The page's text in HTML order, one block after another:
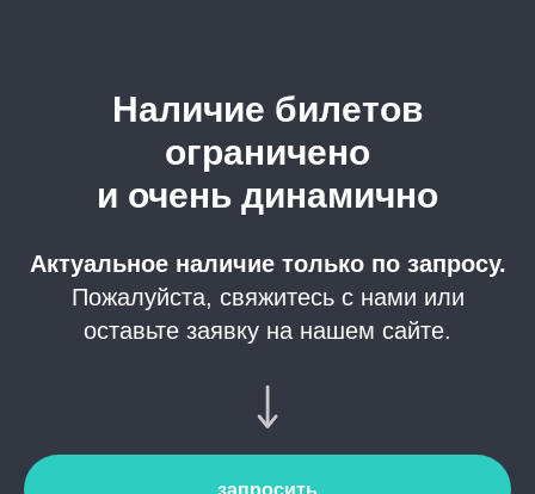
Наличие билетов
ограничено
и очень динамично
Актуальное наличие только по запросу.
Пожалуйста, свяжитесь с нами или
оставьте заявку на нашем сайте.
запросить